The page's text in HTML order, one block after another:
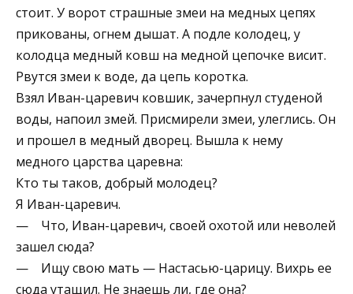
стоит. У ворот страшные змеи на медных цепях
прикованы, огнем дышат. А подле колодец, у
колодца медный ковш на медной цепочке висит.
Рвутся змеи к воде, да цепь коротка.
Взял Иван-царевич ковшик, зачерпнул студеной
воды, напоил змей. Присмирели змеи, улеглись. Он
и прошел в медный дворец. Вышла к нему
медного царства царевна:
Кто ты таков, добрый молодец?
Я Иван-царевич.
— Что, Иван-царевич, своей охотой или неволей
зашел сюда?
— Ищу свою мать — Настасью-царицу. Вихрь ее
сюда утащил. Не знаешь ли, где она?